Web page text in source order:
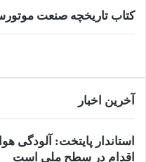
کتاب تاریخچه صنعت
آخرین اخبار
استاندار پایتخت: آلودگی
اقدام در سطح ملی است